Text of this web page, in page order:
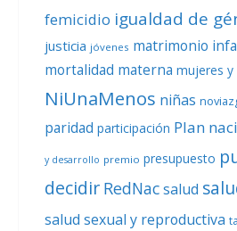
femicidio igualdad de
justicia jóvenes matrimonio
mortalidad materna mujeres y
NiUnaMenos niñas
paridad participación Plan
y desarrollo premio presupuesto
decidir RedNacsalud
salud sexual y reproductiva